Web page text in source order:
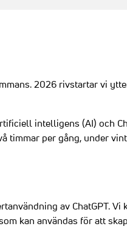
2026 rivstartar vi
intelligens (AI) och
timmar per gång, under
av ChatGPT. Vi
kan användas för att